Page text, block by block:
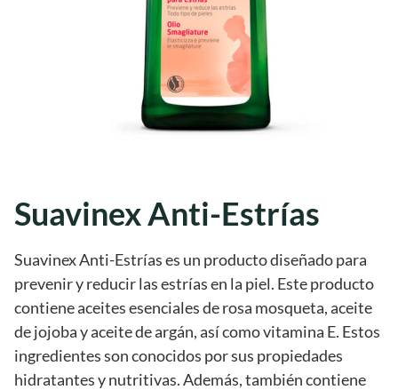
Suavinex Anti-Estrías
Suavinex Anti-Estrías es un producto diseñado para
prevenir y reducir las estrías en la piel. Este producto
contiene aceites esenciales de rosa mosqueta, aceite
de jojoba y aceite de argán, así como vitamina E. Estos
ingredientes son conocidos por sus propiedades
hidratantes y nutritivas. Además, también contiene